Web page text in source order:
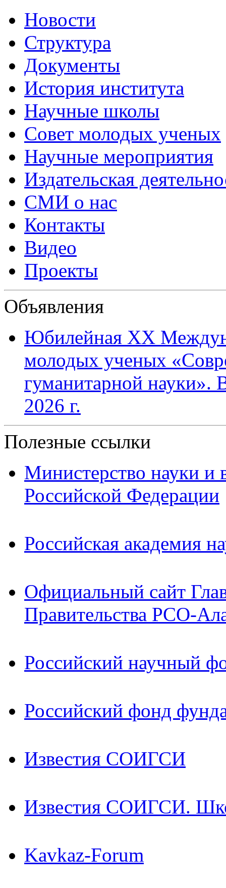
Новости
Структура
Документы
История института
Научные школы
Совет молодых ученых
Научные мероприятия
Издательская
СМИ о нас
Контакты
Видео
Проекты
Объявления
Юбилейная XХ
молодых ученых
гуманитарной науки».
2026 г.
Полезные ссылки
Министерство науки и
Российской Федерации
Российская академия
Официальный сайт
Правительства РСО-
Российский научный
Российский фонд
Известия СОИГСИ
Известия СОИГСИ.
Kavkaz-Forum